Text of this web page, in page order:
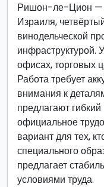
Ришон-ле-Цион —
Израиля,
винодельческой
инфраструктурой.
офисах, торговых
Работа требует
внимания к
предлагают
официальное
вариант для тех,
специального
предлагает
условиями труда.